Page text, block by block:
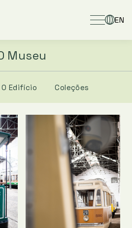
EN
Museu
O Edifício Coleções